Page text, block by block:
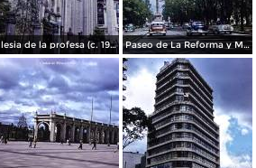
Iglesia de la profesa (c. 1950) Paseo de La Reforma y Mto a La Independencia 1950